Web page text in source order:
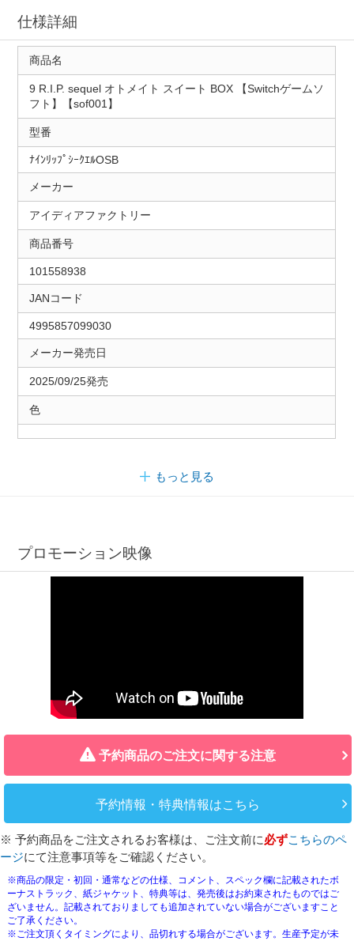
仕様詳細
商品名
9 R.I.P. sequel オトメイト スイート BOX 【Switchゲームソ
フト】【sof001】
型番
ﾅｲﾝﾘｯﾌﾟｼｰｸｴﾙOSB
メーカー
アイディアファクトリー
商品番号
101558938
JANコード
4995857099030
メーカー発売日
2025/09/25発売
色
もっと見る
プロモーション映像
予約商品のご注文に関する注意
予約情報・特典情報はこちら
※ 予約商品をご注文されるお客様は、ご注文前に必ずこちらのペ
ージにて注意事項等をご確認ください。
※商品の限定・初回・通常などの仕様、コメント、スペック欄に記載されたボ
ーナストラック、紙ジャケット、特典等は、発売後はお約束されたものではご
ざいません。記載されておりましても追加されていない場合がございますこと
ご了承ください。
※ご注文頂くタイミングにより、品切れする場合がございます。生産予定が未